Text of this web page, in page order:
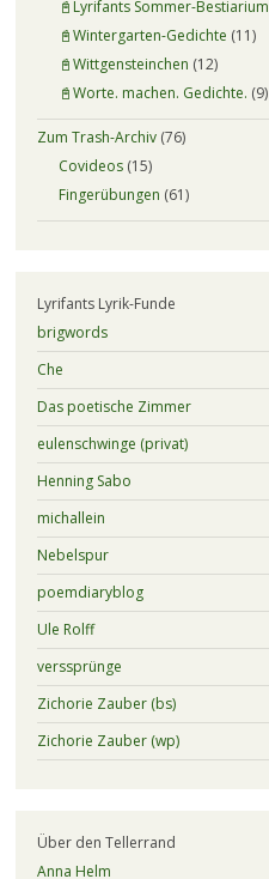
📓Lyrifants Sommer-Bestiarium
📓Wintergarten-Gedichte (11)
📓Wittgensteinchen (12)
📓Worte. machen. Gedichte. (9)
Zum Trash-Archiv(76)
Covideos(15)
Fingerübungen (61)
Lyrifants Lyrik-Funde
brigwords
Che
Das poetische Zimmer
eulenschwinge (privat)
Henning Sabo
michallein
Nebelspur
poemdiaryblog
Ule Rolff
verssprünge
Zichorie Zauber (bs)
Zichorie Zauber (wp)
Über den Tellerrand
Anna Helm